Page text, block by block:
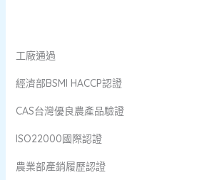
工廠通過
經濟部BSMI HACCP認證
CAS台灣優良農產品驗證
ISO22000國際認證
農業部產銷履歷認證